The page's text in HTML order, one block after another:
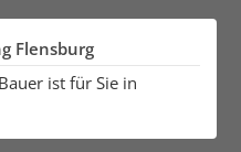
Flensburg
ist für Sie in